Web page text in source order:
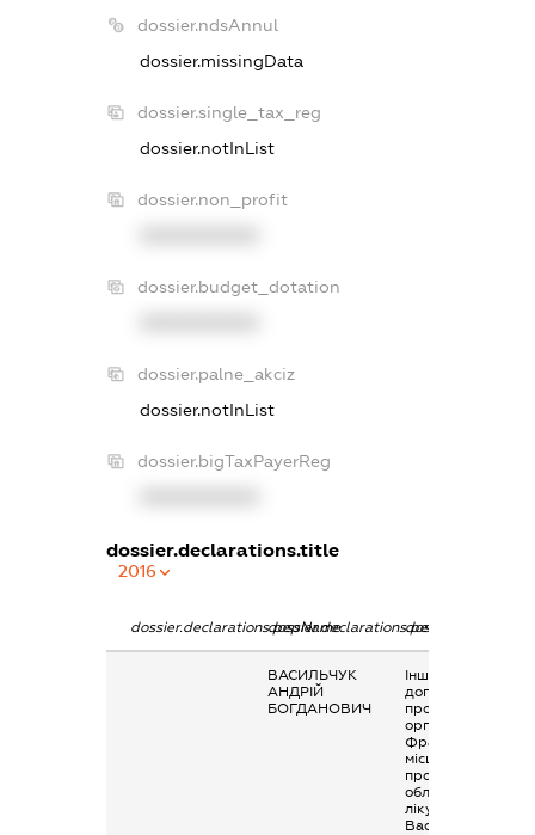
dossier.ndsAnnul
dossier.missingData
dossier.single_tax_reg
dossier.notInList
dossier.non_profit
dossier.budget_dotation
dossier.palne_akciz
dossier.notInList
dossier.bigTaxPayerReg
dossier.declarations.title
2016
dossier.declarations.pepNamedossier.declarations.personName
ВАСИЛЬЧУК
АНДРІЙ
БОГДАНОВИЧ
Інше, матеріальна
допомога від
профспілкової
організації Івано-
Франківської
місцевої
прокуратури в
області на
лікування матері
Васильчук О.Л.